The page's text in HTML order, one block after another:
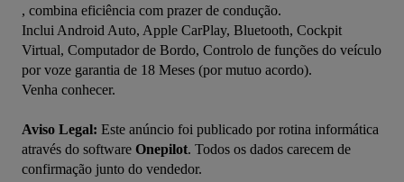
, combina eficiência com prazer de condução.
Inclui Android Auto, Apple CarPlay, Bluetooth, Cockpit
Virtual, Computador de Bordo, Controlo de funções do veículo
por voze garantia de 18 Meses (por mutuo acordo).
Venha conhecer.
Aviso Legal: Este anúncio foi publicado por rotina informática
através do software Onepilot. Todos os dados carecem de
confirmação junto do vendedor.